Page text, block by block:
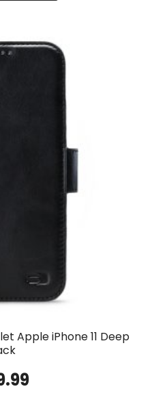
Apple iPhone 11 Deep